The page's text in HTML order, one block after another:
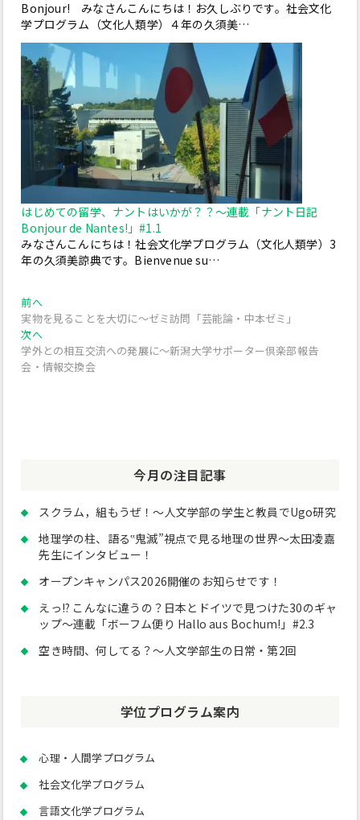
Bonjour! みなさんこんにちは！お久しぶりです。社会文化
学プログラム（文化人類学）４年の久須美…
はじめての留学、ナントはいかが？？～連載「ナント日記
Bonjour de Nantes!」#1.1
みなさんこんにちは！社会文化学プログラム（文化人類学）3
年の久須美諒典です。Bienvenue su…
投
稿
ナ
ン
前へ過
去
の
投
稿:
実物を見ることを大切に～ゼミ訪問「芸能論・中本ゼミ」
次へ次
の
投
学外との相互交流への発展に～新潟大学サポーター倶楽部報告
会・情報交換会
今月の注目記事
スクラム，組もうぜ！～人文学部の学生と教員でUgo研究
地理学の柱、語る‟鬼滅”視点で見る地理の世界～太田凌嘉
先生にインタビュー！
オープンキャンパス2026開催のお知らせです！
えっ!? こんなに違うの？日本とドイツで見つけた30のギャ
ップ～連載「ボーフム便り Hallo aus Bochum!」#2.3
空き時間、何してる？～人文学部生の日常・第2回
学位プログラム案内
心理・人間学プログラム
社会文化学プログラム
言語文化学プログラム